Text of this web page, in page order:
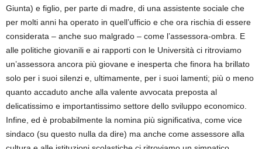
Giunta) e figlio, per parte di madre, di una assistente sociale che
per molti anni ha operato in quell’ufficio e che ora rischia di essere
considerata – anche suo malgrado – come l’assessora-ombra. E
alle politiche giovanili e ai rapporti con le Università ci ritroviamo
un’assessora ancora più giovane e inesperta che finora ha brillato
solo per i suoi silenzi e, ultimamente, per i suoi lamenti; più o meno
quanto accaduto anche alla valente avvocata preposta al
delicatissimo e importantissimo settore dello sviluppo economico.
Infine, ed è probabilmente la nomina più significativa, come vice
sindaco (su questo nulla da dire) ma anche come assessore alla